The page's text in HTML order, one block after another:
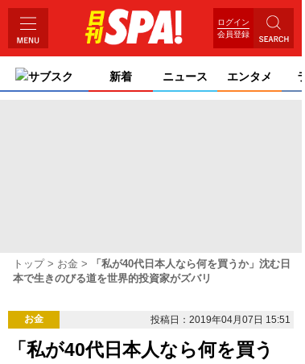
ログイン
会員登録
サブスク 新着 ニュース エンタメ
トップ お金
「私が40代日本人なら何を買うか」沈む日
本で生きのびる道を世界的投資家がズバリ
お金 投稿日：2019年04月07日 15:51
「私が40代日本人なら何を買う